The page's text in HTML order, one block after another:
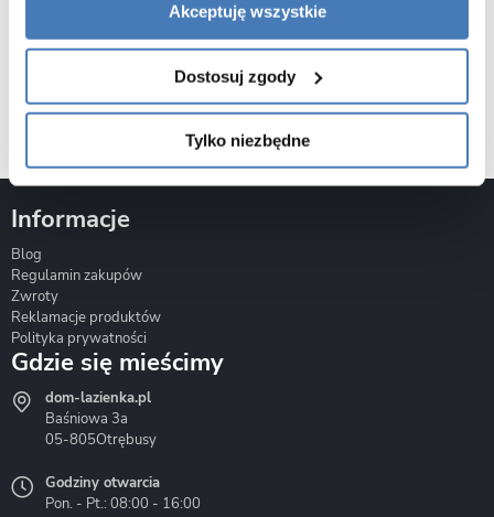
Akceptuję wszystkie
Dostosuj zgody
Tylko niezbędne
BioBidet Bravat Cerastyle
Hydrostop
Informacje
Blog
Regulamin zakupów
Zwroty
Reklamacje produktów
Polityka prywatności
Gdzie się mieścimy
dom-lazienka.pl
Baśniowa 3a
05-805Otrębusy
Godziny otwarcia
Pon. - Pt.: 08:00 - 16:00